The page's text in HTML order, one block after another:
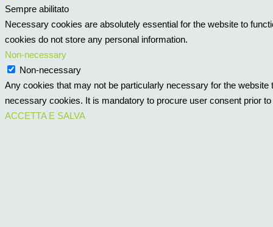
Sempre abilitato
Necessary cookies are absolutely essential for the website to
cookies do not store any personal information.
Non-necessary
Non-necessary
Any cookies that may not be particularly necessary for the
necessary cookies. It is mandatory to procure user consent prior
ACCETTA E SALVA